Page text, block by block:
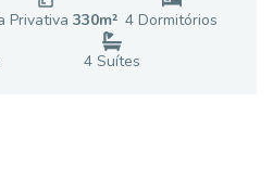
Privativa 330m² 4 Dormitórios
4 Suítes